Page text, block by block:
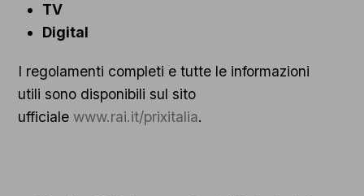
TV
Digital
I regolamenti completi e tutte le informazioni
utili sono disponibili sul sito
ufficiale www.rai.it/prixitalia.